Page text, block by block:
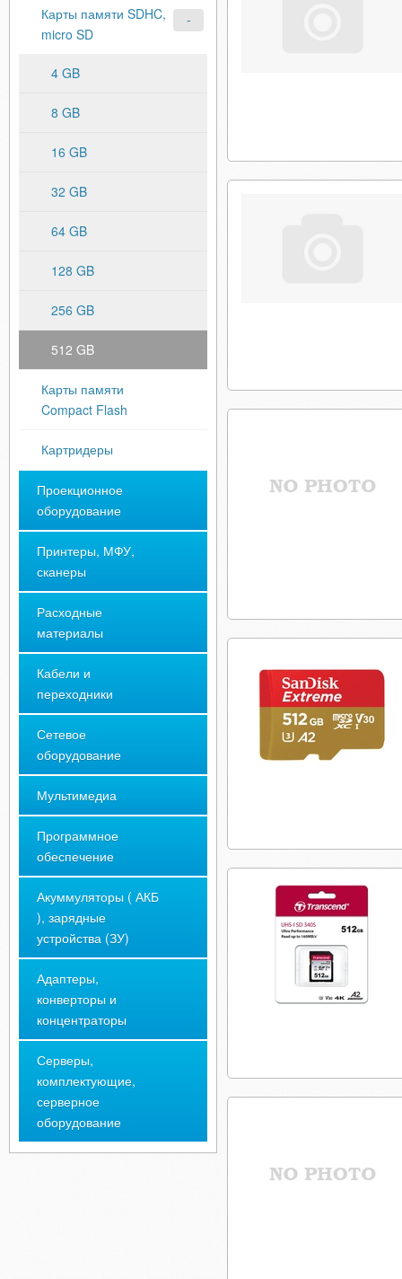
Карты памяти SDHC,
micro SD
4 GB
8 GB
16 GB
32 GB
64 GB
128 GB
256 GB
512 GB
Карты памяти
Compact Flash
Картридеры
Проекционное
оборудование
Принтеры, МФУ,
сканеры
Расходные
материалы
Кабели и
переходники
Сетевое
оборудование
Мультимедиа
Программное
обеспечение
Акуммуляторы ( АКБ
), зарядные
устройства (ЗУ)
Адаптеры,
конверторы и
концентраторы
Серверы,
комплектующие,
серверное
оборудование